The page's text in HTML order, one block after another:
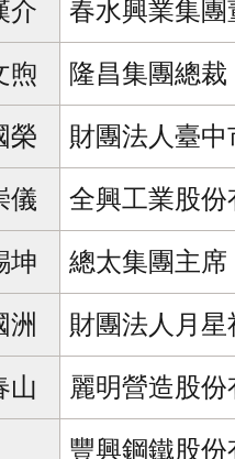
介 春水興業集團
煦 隆昌集團總裁
榮 財團法人臺
儀 全興工業股
坤 總太集團主席
洲 財團法人月
山 麗明營造股
豐興鋼鐵股